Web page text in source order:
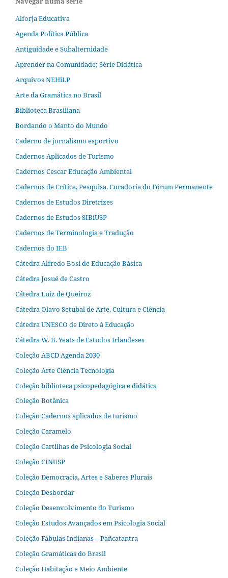
Alforja Educativa
Agenda Política Pública
Antiguidade e Subalternidade
Aprender na Comunidade; Série Didática
Arquivos NEHiLP
Arte da Gramática no Brasil
Biblioteca Brasiliana
Bordando o Manto do Mundo
Caderno de jornalismo esportivo
Cadernos Aplicados de Turismo
Cadernos Cescar Educação Ambiental
Cadernos de Crítica, Pesquisa, Curadoria do Fórum Permanente
Cadernos de Estudos Diretrizes
Cadernos de Estudos SIBiUSP
Cadernos de Terminologia e Tradução
Cadernos do IEB
Cátedra Alfredo Bosi de Educação Básica
Cátedra Josué de Castro
Cátedra Luiz de Queiroz
Cátedra Olavo Setubal de Arte, Cultura e Ciência
Cátedra UNESCO de Direto à Educação
Cátedra W. B. Yeats de Estudos Irlandeses
Coleção ABCD Agenda 2030
Coleção Arte Ciência Tecnologia
Coleção biblioteca psicopedagógica e didática
Coleção Botânica
Coleção Cadernos aplicados de turismo
Coleção Caramelo
Coleção Cartilhas de Psicologia Social
Coleção CINUSP
Coleção Democracia, Artes e Saberes Plurais
Coleção Desbordar
Coleção Desenvolvimento do Turismo
Coleção Estudos Avançados em Psicologia Social
Coleção Fábulas Indianas – Pañcatantra
Coleção Gramáticas do Brasil
Coleção Habitação e Meio Ambiente